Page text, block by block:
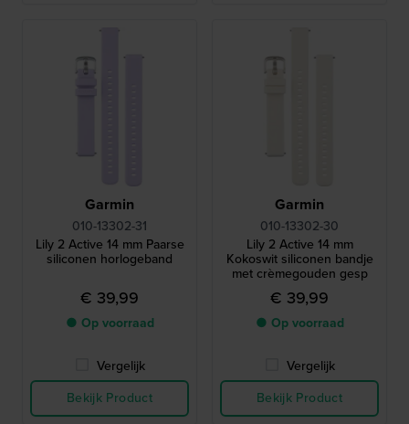
Garmin
010-13302-31
Lily 2 Active 14 mm Paarse
siliconen horlogeband
€ 39,99
● Op voorraad
Vergelijk
Bekijk Product
Garmin
010-13302-30
Lily 2 Active 14 mm
Kokoswit siliconen bandje
met crèmegouden gesp
€ 39,99
● Op voorraad
Vergelijk
Bekijk Product